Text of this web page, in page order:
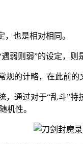
，也是相对相同。
弱则弱”的设定，
规的计略，在此前
，通过对于“乱斗”
机性。